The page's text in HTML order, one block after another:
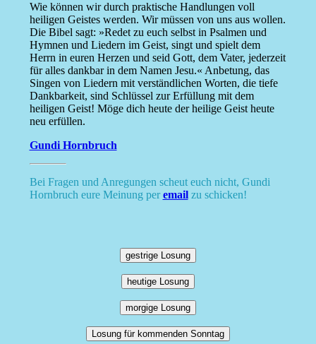
Wie können wir durch praktische Handlungen voll
heiligen Geistes werden. Wir müssen von uns aus wollen.
Die Bibel sagt: »Redet zu euch selbst in Psalmen und
Hymnen und Liedern im Geist, singt und spielt dem
Herrn in euren Herzen und seid Gott, dem Vater, jederzeit
für alles dankbar in dem Namen Jesu.« Anbetung, das
Singen von Liedern mit verständlichen Worten, die tiefe
Dankbarkeit, sind Schlüssel zur Erfüllung mit dem
heiligen Geist! Möge dich heute der heilige Geist heute
neu erfüllen.
Gundi Hornbruch
Bei Fragen und Anregungen scheut euch nicht, Gundi
Hornbruch eure Meinung peremailzu schicken!
gestrige Losung
heutige Losung
morgige Losung
Losung für kommenden Sonntag